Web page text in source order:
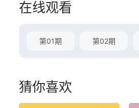
在线观看
第01期 第02期
猜你喜欢